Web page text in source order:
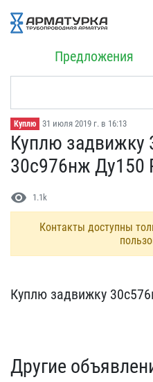
Предложения
Куплю 31 июля 2019 г. в 16:13
Куплю задвижку
30с976нж Ду150
visibility 1.1k
Контакты доступны
Куплю задвижку
Другие